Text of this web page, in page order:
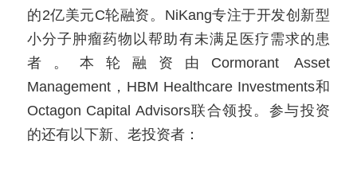
的2亿美元C轮融资。NiKang专注于开发创新型
小分子肿瘤药物以帮助有未满足医疗需求的患
者。本轮融资由Cormorant Asset
Management，HBM Healthcare Investments和
Octagon Capital Advisors联合领投。参与投资
的还有以下新、老投资者：